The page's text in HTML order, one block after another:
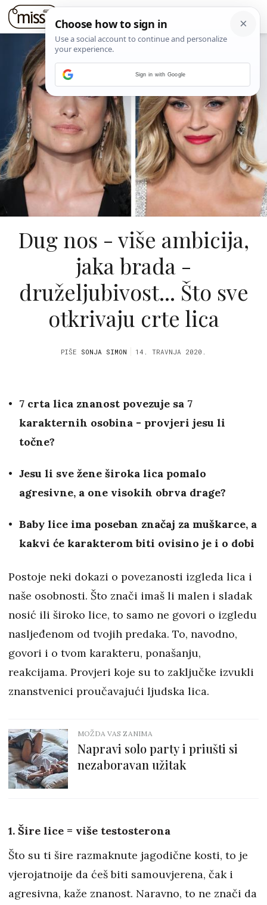
Dug nos - više ambicija,
jaka brada -
druželjubivost... Što sve
otkrivaju crte lica
PIŠE SONJA SIMON 14. TRAVNJA 2020.
7 crta lica znanost povezuje sa 7
karakternih osobina - provjeri jesu li
točne?
Jesu li sve žene široka lica pomalo
agresivne, a one visokih obrva drage?
Baby lice ima poseban značaj za muškarce, a
kakvi će karakterom biti ovisino je i o dobi
Postoje neki dokazi o povezanosti izgleda lica i
naše osobnosti. Što znači imaš li malen i sladak
nosić ili široko lice, to samo ne govori o izgledu
nasljeđenom od tvojih predaka. To, navodno,
govori i o tvom karakteru, ponašanju,
reakcijama. Provjeri koje su to zaključke izvukli
znanstvenici proučavajući ljudska lica.
MOŽDA VAS ZANIMA
Napravi solo party i priušti si
nezaboravan užitak
1. Šire lice = više testosterona
Što su ti šire razmaknute jagodične kosti, to je
vjerojatnoije da ćeš biti samouvjerena, čak i
agresivna, kaže znanost. Naravno, to ne znači da
Sign in with Google